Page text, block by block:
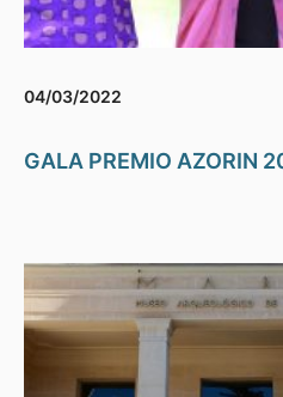
04/03/2022
GALA PREMIO AZORIN